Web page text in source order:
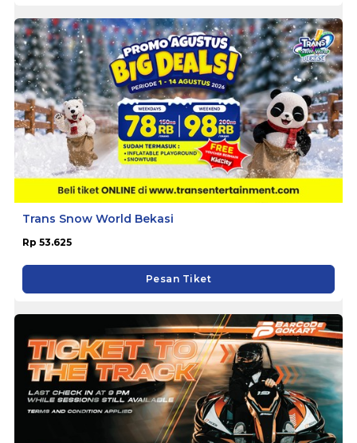
Trans Snow World Bekasi
Rp 53.625
Pesan Tiket